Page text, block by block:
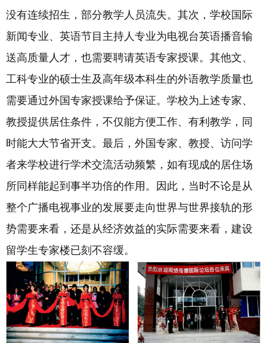
没有连续招生，部分教学人员流失。其次，学校国际
新闻专业、英语节目主持人专业为电视台英语播音输
送高质量人才，也需要聘请英语专家授课。其他文、
工科专业的硕士生及高年级本科生的外语教学质量也
需要通过外国专家授课给予保证。学校为上述专家、
教授提供居住条件，不仅能方便工作、有利教学，同
时能大大节省开支。最后，外国专家、教授、访问学
者来学校进行学术交流活动频繁，如有现成的居住场
所同样能起到事半功倍的作用。因此，当时不论是从
整个广播电视事业的发展要走向世界与世界接轨的形
势需要来看，还是从经济效益的实际需要来看，建设
留学生专家楼已刻不容缓。